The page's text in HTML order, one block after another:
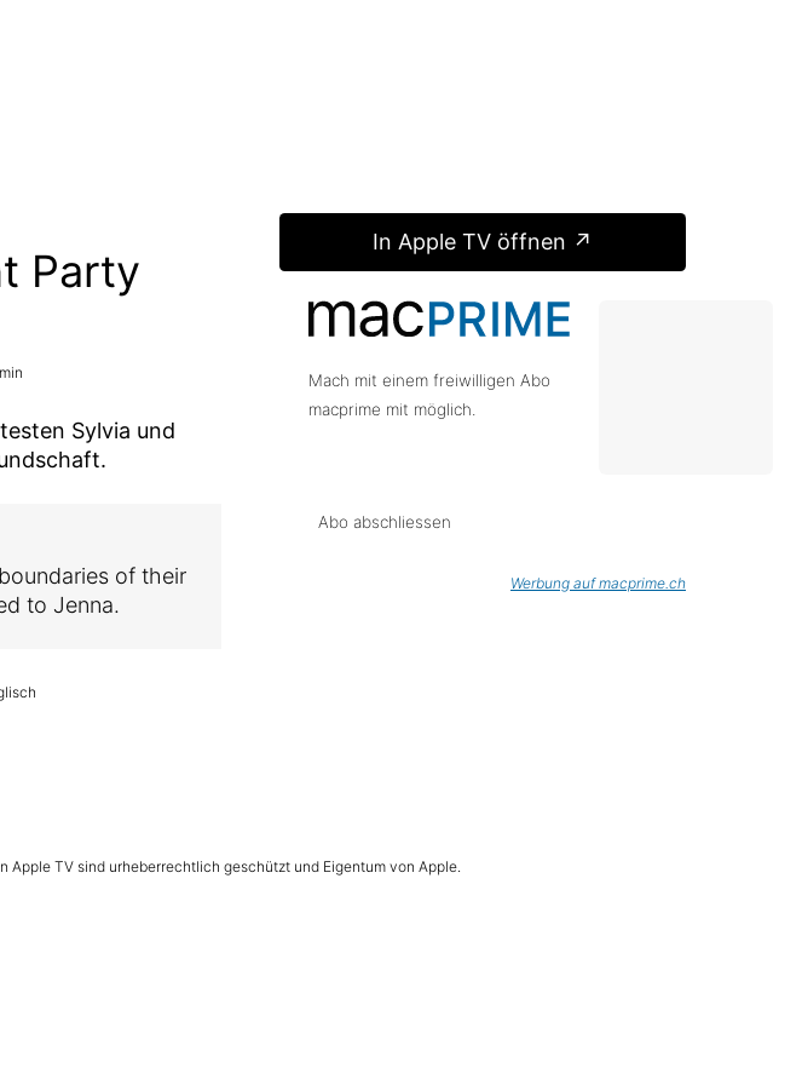
Party
Sylvia und
of their
to Jenna.
In Apple TV öffnen ↗
Mach mit einem freiwilligen Abo
macprime mit möglich.
Abo abschliessen
Werbung auf macprime.ch
Apple TV sind urheberrechtlich geschützt und Eigentum von Apple.